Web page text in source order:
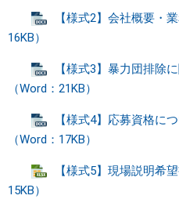
【様式2】会社概要・
16KB）
【様式3】暴力団排除
（Word：21KB）
【様式4】応募資格に
（Word：17KB）
【様式5】現場説明希
15KB）